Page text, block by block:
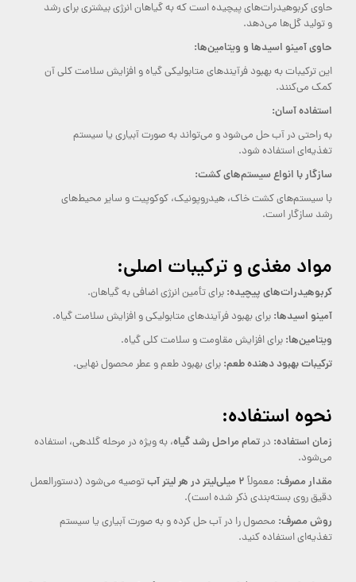
حاوی کربوهیدرات‌های پیچیده است که به گیاهان انرژی بیشتری برای رشد
و تولید گل‌ها می‌دهد.
حاوی آمینو اسیدها و ویتامین‌ها:
این ترکیبات به بهبود فرآیندهای متابولیکی گیاه و افزایش سلامت کلی آن
کمک می‌کنند.
استفاده آسان:
به راحتی در آب حل می‌شود و می‌تواند به صورت آبیاری یا سیستم
تغذیه‌ای استفاده شود.
سازگار با انواع سیستم‌های کشت:
با سیستم‌های کشت خاک، هیدروپونیک، کوکوپیت و سایر محیط‌های
رشد سازگار است.
مواد مغذی و ترکیبات اصلی:
کربوهیدرات‌های پیچیده: برای تأمین انرژی اضافی به گیاهان.
آمینو اسیدها: برای بهبود فرآیندهای متابولیکی و افزایش سلامت گیاه.
ویتامین‌ها: برای افزایش مقاومت و سلامت کلی گیاه.
ترکیبات بهبود دهنده طعم: برای بهبود طعم و عطر محصول نهایی.
نحوه استفاده:
زمان استفاده: درتمام مراحل رشد گیاه، به ویژه در مرحله گلدهی، استفاده
می‌شود.
مقدار مصرف: معمولاً ۲ میلی‌لیتر در هر لیتر آب
توصیه می‌شود (دستورالعمل
دقیق روی بسته‌بندی ذکر شده است).
روش مصرف: محصول را در آب حل کرده و به صورت آبیاری یا سیستم
تغذیه‌ای استفاده کنید.